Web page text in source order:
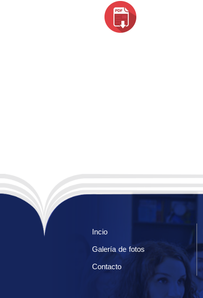
Incio
Galería de fotos
Contacto